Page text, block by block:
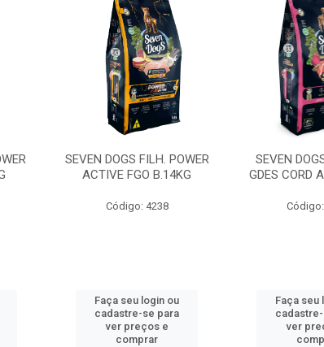
SEVEN DOGS FILH. POWER
ACTIVE FGO B.14KG
Código: 4238
Faça seu login ou
cadastre-se para
ver preços e
comprar
SEVEN
GDES CORD
Faça seu
ver